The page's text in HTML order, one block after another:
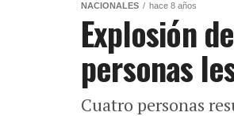
NACIONALES hace 8 años
Explosión
personas
Cuatro personas